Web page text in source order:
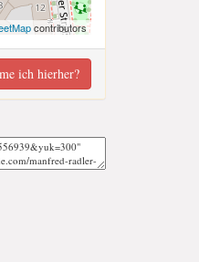
contributors
ich hierher?